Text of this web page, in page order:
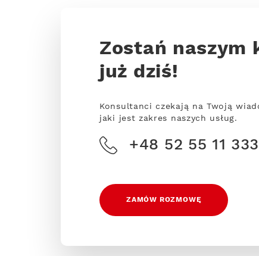
Zostań naszym
już dziś!
Konsultanci czekają na Twoją
jaki jest zakres naszych usług.
+48 52 55 11 333
ZAMÓW ROZMOWĘ